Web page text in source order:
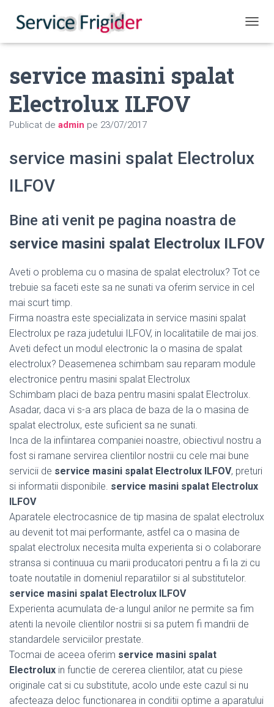
service masini spalat
Electrolux ILFOV
Publicat de admin pe 23/07/2017
service masini spalat Electrolux
ILFOV
Bine ati venit pe pagina noastra de
service masini spalat Electrolux ILFOV
Aveti o problema cu o masina de spalat electrolux? Tot ce
trebuie sa faceti este sa ne sunati va oferim service in cel
mai scurt timp.
Firma noastra este specializata in service masini spalat
Electrolux pe raza judetului ILFOV, in localitatiile de mai jos.
Aveti defect un modul electronic la o masina de spalat
electrolux? Deasemenea schimbam sau reparam module
electronice pentru masini spalat Electrolux
Schimbam placi de baza pentru masini spalat Electrolux.
Asadar, daca vi s-a ars placa de baza de la o masina de
spalat electrolux, este suficient sa ne sunati.
Inca de la infiintarea companiei noastre, obiectivul nostru a
fost si ramane servirea clientilor nostrii cu cele mai bune
servicii de service masini spalat Electrolux ILFOV, preturi
si informatii disponibile. service masini spalat Electrolux
ILFOV
Aparatele electrocasnice de tip masina de spalat electrolux
au devenit tot mai performante, astfel ca o masina de
spalat electrolux necesita multa experienta si o colaborare
stransa si continuua cu marii producatori pentru a fi la zi cu
toate noutatile in domeniul reparatiilor si al substitutelor.
service masini spalat Electrolux ILFOV
Experienta acumulata de-a lungul anilor ne permite sa fim
atenti la nevoile clientilor nostrii si sa putem fi mandrii de
standardele serviciilor prestate.
Tocmai de aceea oferim service masini spalat
Electrolux in functie de cererea clientilor, atat cu piese
originale cat si cu substitute, acolo unde este cazul si nu
afecteaza deloc functionarea in conditii optime a aparatului